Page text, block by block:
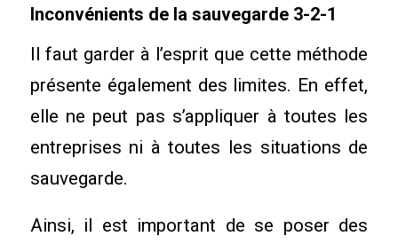
Inconvénients de la sauvegarde 3-2-1
Il faut garder à l’esprit que cette méthode
présente également des limites. En effet,
elle ne peut pas s’appliquer à toutes les
entreprises ni à toutes les situations de
sauvegarde.
Ainsi, il est important de se poser des